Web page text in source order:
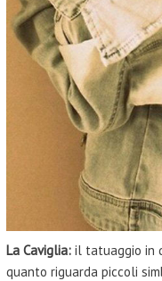
La Caviglia: il tatuaggio in
quanto riguarda piccoli